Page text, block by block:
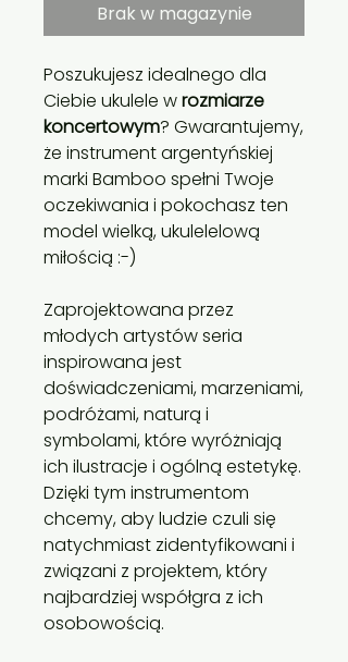
Brak w magazynie
Poszukujesz idealnego dla
Ciebie ukulele wrozmiarze
koncertowym? Gwarantujemy,
że instrument argentyńskiej
marki Bamboo spełni Twoje
oczekiwania i pokochasz ten
model wielką, ukulelelową
miłością :-)
Zaprojektowana przez
młodych artystów seria
inspirowana jest
doświadczeniami, marzeniami,
podróżami, naturą i
symbolami, które wyróżniają
ich ilustracje i ogólną estetykę.
Dzięki tym instrumentom
chcemy, aby ludzie czuli się
natychmiast zidentyfikowani i
związani z projektem, który
najbardziej współgra z ich
osobowością.